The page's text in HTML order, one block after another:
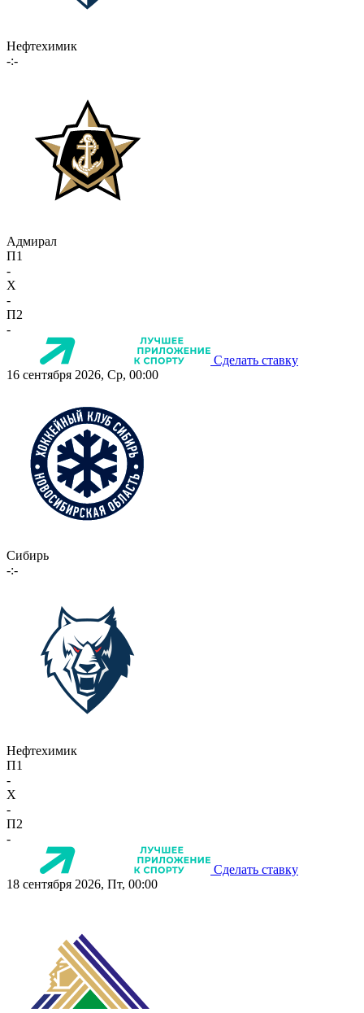
Нефтехимик
-:-
Адмирал
П1
-
X
-
П2
-
Сделать ставку
16 сентября 2026, Ср, 00:00
Сибирь
-:-
Нефтехимик
П1
-
X
-
П2
-
Сделать ставку
18 сентября 2026, Пт, 00:00